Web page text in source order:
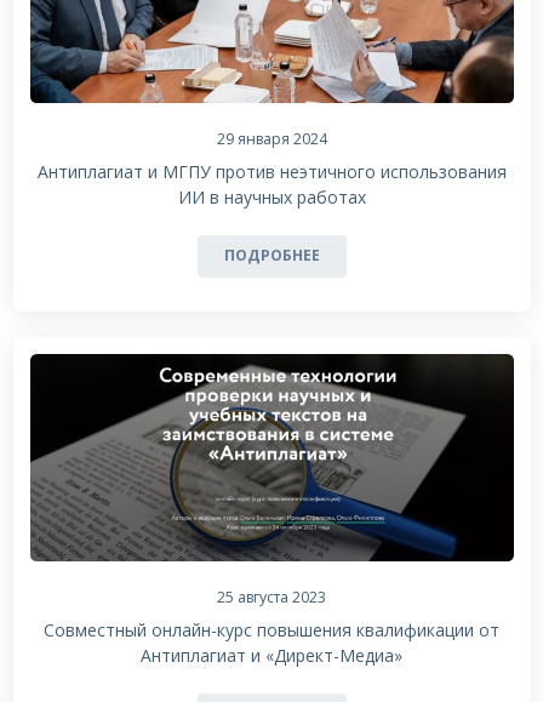
29 января 2024
Антиплагиат и МГПУ против неэтичного использования
ИИ в научных работах
ПОДРОБНЕЕ
25 августа 2023
Совместный онлайн-курс повышения квалификации от
Антиплагиат и «Директ-Медиа»